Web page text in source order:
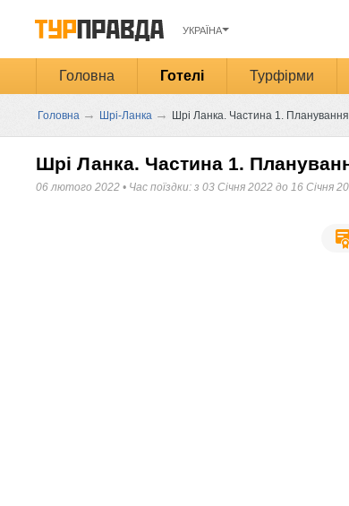
УКРАЇНА
Головна Готелі Турфірми
Головна → Шрі-Ланка → Шрі Ланка. Частина 1.
Шрі Ланка. Частина 1.
06 лютого 2022 • Час поїздки: з 03 Січня 2022 до 16 Січня